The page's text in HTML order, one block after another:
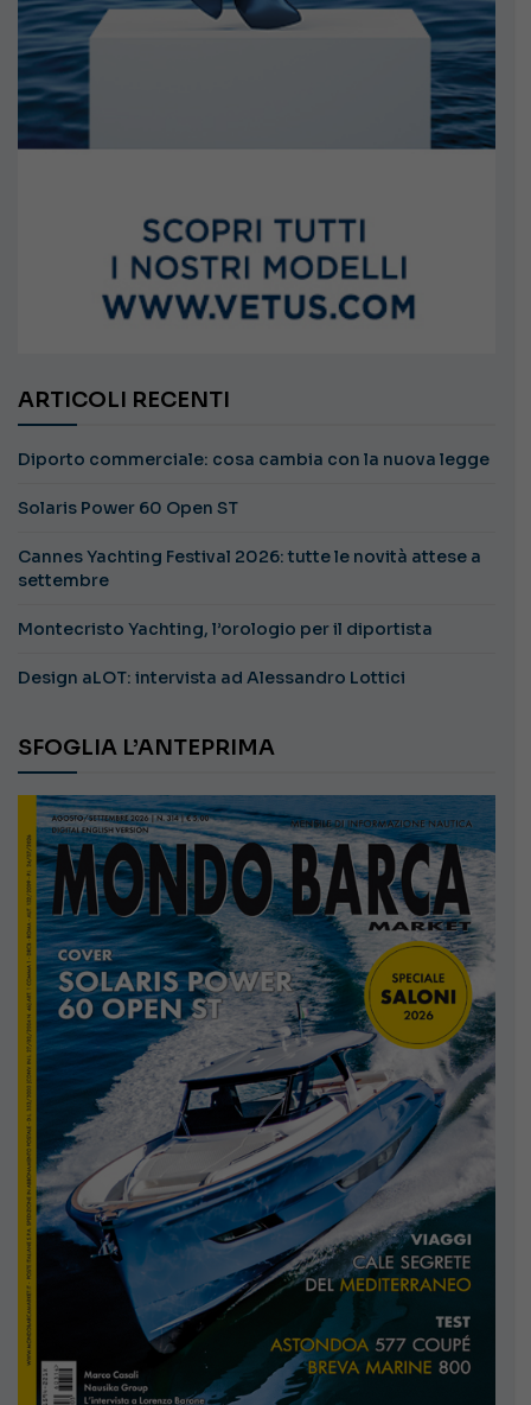
ARTICOLI RECENTI
Diporto commerciale: cosa cambia con la nuova legge
Solaris Power 60 Open ST
Cannes Yachting Festival 2026: tutte le novità attese a
settembre
Montecristo Yachting, l’orologio per il diportista
Design aLOT: intervista ad Alessandro Lottici
SFOGLIA L’ANTEPRIMA